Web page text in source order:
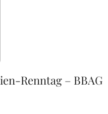
Renntag – BBAG